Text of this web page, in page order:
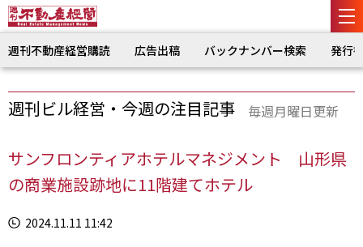
週刊不動産経営購読 広告出稿 バックナンバー検索 発行
週刊ビル経営・今週の注目記事 毎週月曜日更新
サンフロンティアホテルマネジメント 山形県
の商業施設跡地に11階建てホテル
2024.11.11 11:42